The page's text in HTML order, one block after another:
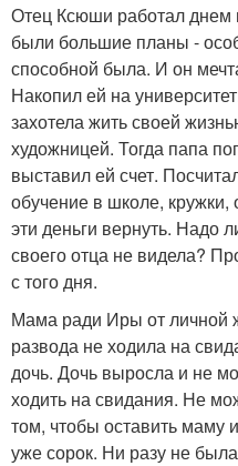
Отец Ксюши работал днем
были большие планы -
способной была. И он
Накопил ей на
захотела жить своей
художницей. Тогда папа
выставил ей счет.
обучение в школе,
эти деньги вернуть. Надо
своего отца не видела?
с того дня.
Мама ради Иры от личной
развода не ходила на
дочь. Дочь выросла и не
ходить на свидания. Не
том, чтобы оставить маму
уже сорок. Ни разу не